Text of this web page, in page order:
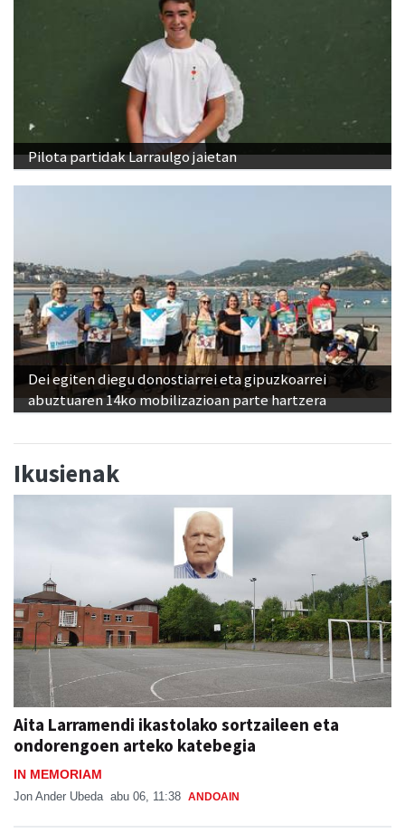
Pilota partidak Larraulgo jaietan
Dei egiten diegu donostiarrei eta gipuzkoarrei
abuztuaren 14ko mobilizazioan parte hartzera
Ikusienak
Aita Larramendi ikastolako sortzaileen eta
ondorengoen arteko katebegia
IN MEMORIAM
Jon Ander Ubeda abu 06, 11:38 ANDOAIN